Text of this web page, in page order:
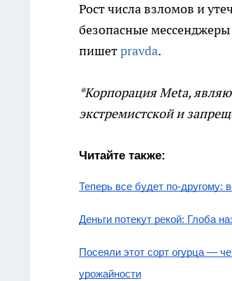
Рост числа взломов и
безопасные
пишетpravda.
*Корпорация Meta,
экстремистской и
Читайте также:
Теперь все будет по-другому:
Деньги потекут рекой: Глоба
Посеяли этот сорт огурца —
урожайности